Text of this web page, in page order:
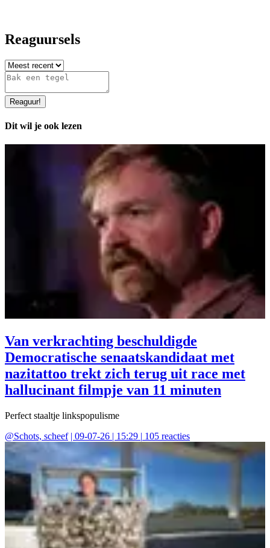
Reaguursels
Reaguur!
Dit wil je ook lezen
Van verkrachting beschuldigde
Democratische senaatskandidaat met
nazitattoo trekt zich terug uit race met
hallucinant filmpje van 11 minuten
Perfect staaltje linkspopulisme
@Schots, scheef | 09-07-26 | 15:29 | 105 reacties